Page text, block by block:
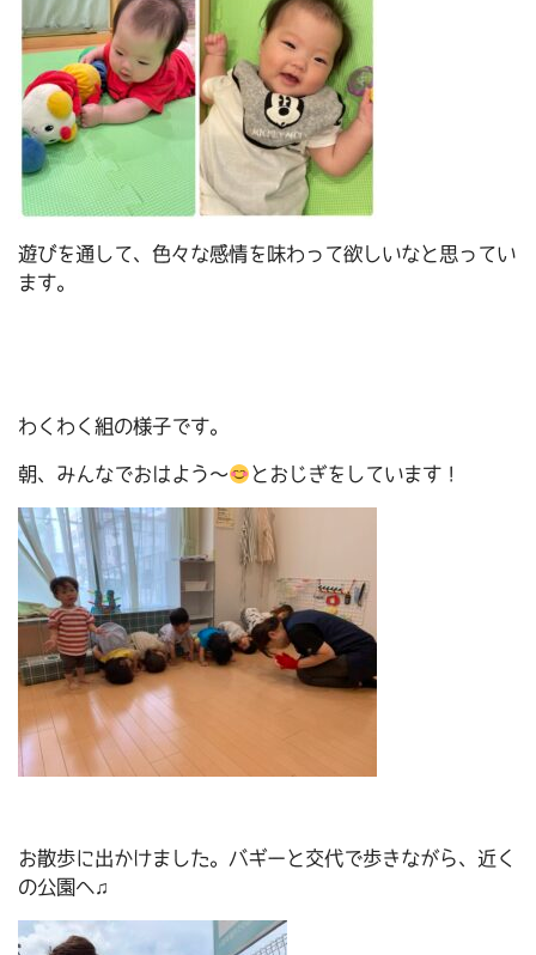
遊びを通して、色々な感情を味わって欲しいなと思ってい
ます。
わくわく組の様子です。
朝、みんなでおはよう～ とおじぎをしています！
お散歩に出かけました。バギーと交代で歩きながら、近く
の公園へ♫